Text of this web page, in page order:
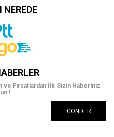
NEREDE
Fırsatlardan İlk Sizin Haberiniz
!
GÖNDER